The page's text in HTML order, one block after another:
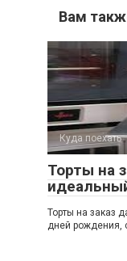
Вам
Куда поехать
Торты на
Торты на заказ
дней рождения,